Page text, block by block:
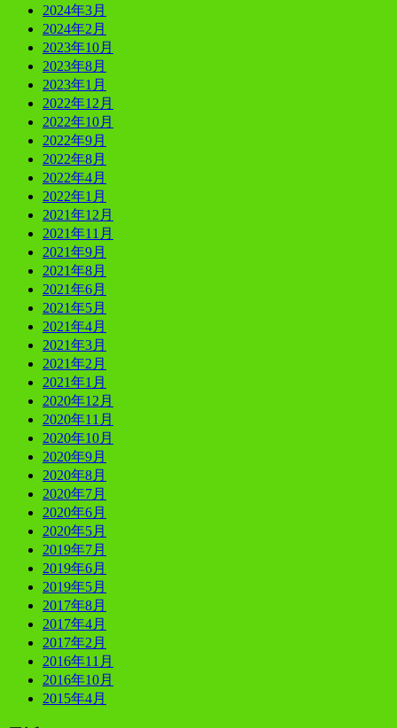
2024年3月
2024年2月
2023年10月
2023年8月
2023年1月
2022年12月
2022年10月
2022年9月
2022年8月
2022年4月
2022年1月
2021年12月
2021年11月
2021年9月
2021年8月
2021年6月
2021年5月
2021年4月
2021年3月
2021年2月
2021年1月
2020年12月
2020年11月
2020年10月
2020年9月
2020年8月
2020年7月
2020年6月
2020年5月
2019年7月
2019年6月
2019年5月
2017年8月
2017年4月
2017年2月
2016年11月
2016年10月
2015年4月